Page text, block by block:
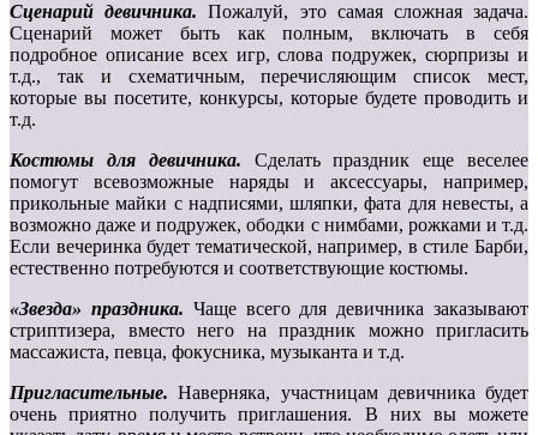
Сценарий девичника. Пожалуй, это самая сложная задача.
Сценарий может быть как полным, включать в себя
подробное описание всех игр, слова подружек, сюрпризы и
т.д., так и схематичным, перечисляющим список мест,
которые вы посетите, конкурсы, которые будете проводить и
т.д.
Костюмы для девичника. Сделать праздник еще веселее
помогут всевозможные наряды и аксессуары, например,
прикольные майки с надписями, шляпки, фата для невесты, а
возможно даже и подружек, ободки с нимбами, рожками и т.д.
Если вечеринка будет тематической, например, в стиле Барби,
естественно потребуются и соответствующие костюмы.
«Звезда» праздника. Чаще всего для девичника заказывают
стриптизера, вместо него на праздник можно пригласить
массажиста, певца, фокусника, музыканта и т.д.
Пригласительные. Наверняка, участницам девичника будет
очень приятно получить приглашения. В них вы можете